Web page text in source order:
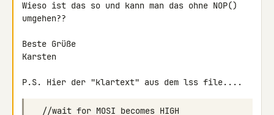
Wieso ist das so und kann man das ohne NOP()
umgehen??
Beste Grüße
Karsten
P.S. Hier der "klartext" aus dem lss file....